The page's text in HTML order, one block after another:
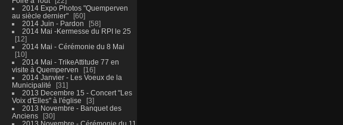
2014 Expo Photos "Quemperven
au siècle dernier"
60
2014 Juin - Pardon
58
2014 Mai -Kermesse du RPI le 25
12
2014 Mai - Cérémonie du 8 Mai
10
2014 Mai - TrikeAttitude 77 en
visite à Quemperven
16
2014 Janvier - Les Voeux de la
Municipalité
31
2013 Decembre 15 - Concert "Les
Voix d'Elles" à l'église
3
2013 Novembre - Banquet des
Anciens
30
2013 Novembre - Cérémonie du 11